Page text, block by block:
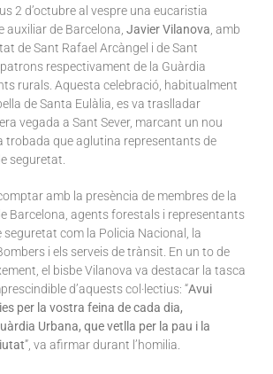
2 d’octubre al vespre una eucaristia
auxiliar de Barcelona, Javier Vilanova , amb
de Sant Rafael Arcàngel i de Sant
patrons respectivament de la Guàrdia
rurals. Aquesta celebració, habitualment
de Santa Eulàlia, es va traslladar
vegada a Sant Sever, marcant un nou
trobada que aglutina representants de
seguretat.
amb la presència de membres de la
Barcelona, agents forestals i representants
seguretat com la Policia Nacional, la
i els serveis de trànsit. En un to de
el bisbe Vilanova va destacar la tasca
d’aquests col·lectius: “Avui
per la vostra feina de cada dia,
Urbana, que vetlla per la pau i la
”, va afirmar durant l’homilia.